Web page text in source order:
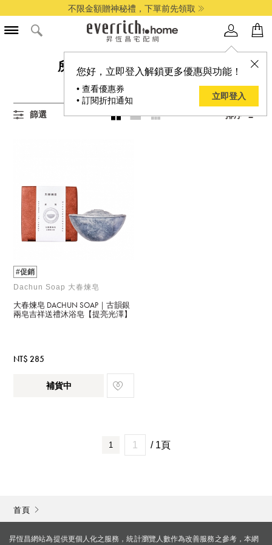
不限金額贈神秘禮，下單前先領取
您好，立即登入解鎖更多優惠與功能！
• 查看優惠券
• 訂閱折扣通知
立即登入
所有乳木果油,身體護理商品
1
篩選 排序
#促銷
Dachun Soap 大春煉皂
大春煉皂 DACHUN SOAP｜古韻銀
兩皂吉祥送禮沐浴皂【提亮光澤】
NT$ 285
補貨中
1 / 1頁
首頁
昇恆昌網站為提供更個人化之服務，統計瀏覽人數作為改善服務之參考，本網